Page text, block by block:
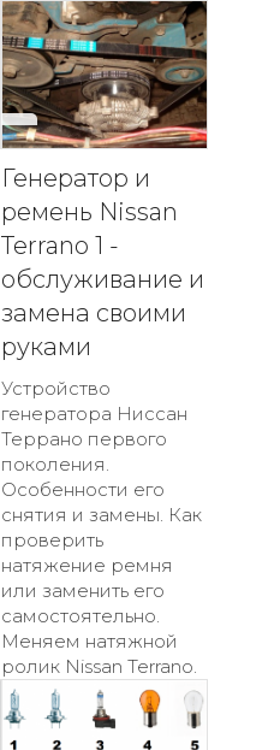
Генератор и
ремень Nissan
Terrano 1 -
обслуживание и
замена своими
руками
Устройство
генератора Ниссан
Террано первого
поколения.
Особенности его
снятия и замены. Как
проверить
натяжение ремня
или заменить его
самостоятельно.
Меняем натяжной
ролик Nissan Terrano.